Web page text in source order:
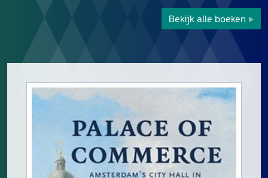
Bekijk alle boeken